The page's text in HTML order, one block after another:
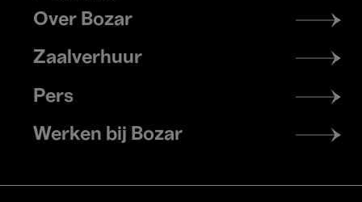
Footer
menu
Over Bozar
Zaalverhuur
Pers
Werken bij Bozar